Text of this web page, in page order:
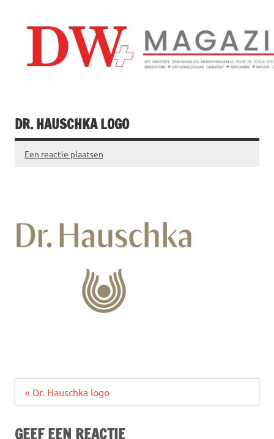
inhoud
DR. HAUSCHKA LOGO
Een reactie plaatsen
Bericht
« Dr. Hauschka logo
GEEF EEN REACTIE